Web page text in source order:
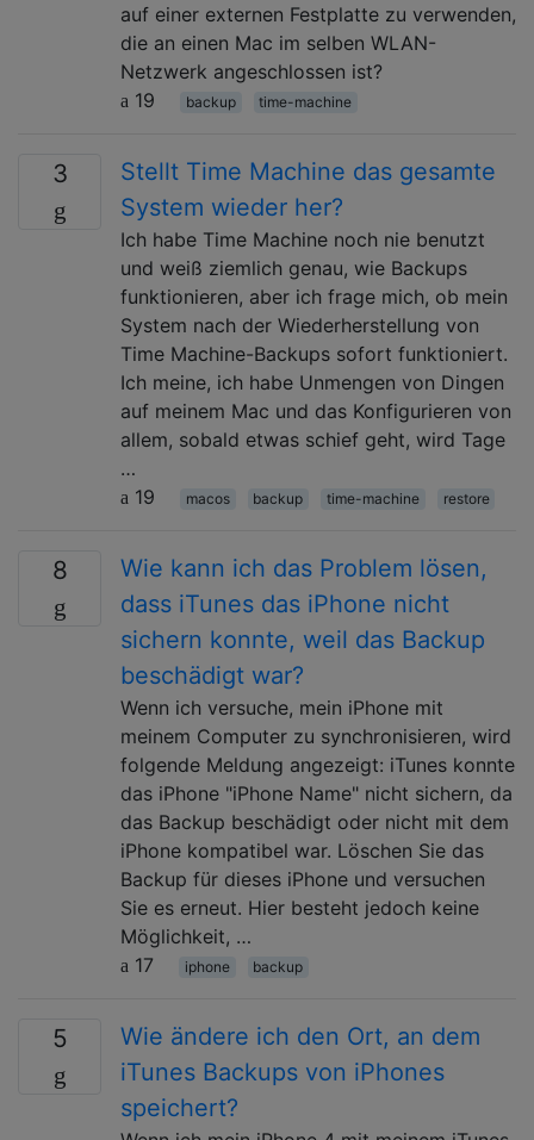
auf einer externen Festplatte zu verwenden,
die an einen Mac im selben WLAN-
Netzwerk angeschlossen ist?
19
backup time-machine
3
Stellt Time Machine das gesamte
System wieder her?
Ich habe Time Machine noch nie benutzt
und weiß ziemlich genau, wie Backups
funktionieren, aber ich frage mich, ob mein
System nach der Wiederherstellung von
Time Machine-Backups sofort funktioniert.
Ich meine, ich habe Unmengen von Dingen
auf meinem Mac und das Konfigurieren von
allem, sobald etwas schief geht, wird Tage
…
19
macos backup time-machine restore
8
Wie kann ich das Problem lösen,
dass iTunes das iPhone nicht
sichern konnte, weil das Backup
beschädigt war?
Wenn ich versuche, mein iPhone mit
meinem Computer zu synchronisieren, wird
folgende Meldung angezeigt: iTunes konnte
das iPhone "iPhone Name" nicht sichern, da
das Backup beschädigt oder nicht mit dem
iPhone kompatibel war. Löschen Sie das
Backup für dieses iPhone und versuchen
Sie es erneut. Hier besteht jedoch keine
Möglichkeit, …
17
iphone backup
5
Wie ändere ich den Ort, an dem
iTunes Backups von iPhones
speichert?